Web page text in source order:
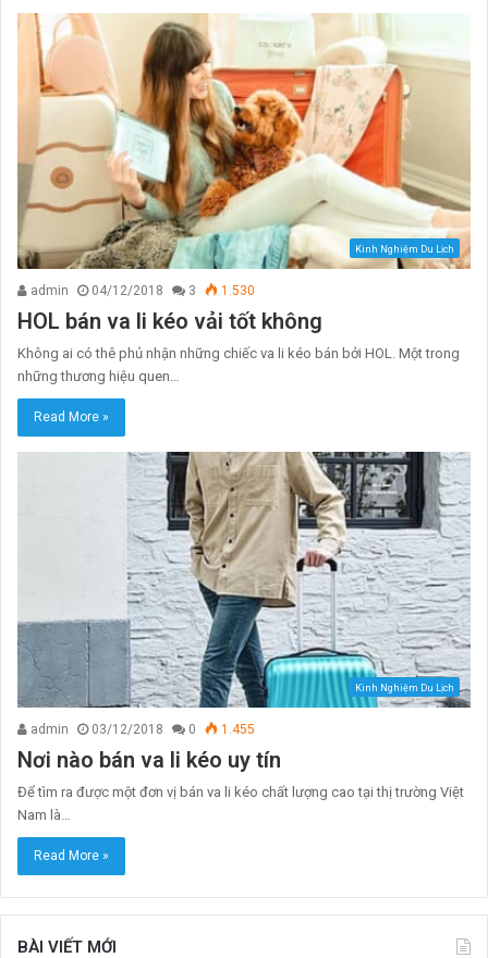
Kinh Nghiệm Du Lịch
admin 04/12/2018 3 1.530
HOL bán va li kéo vải tốt không
Không ai có thê phủ nhận những chiếc va li kéo bán bởi HOL. Một trong
những thương hiệu quen…
Read More »
Kinh Nghiệm Du Lịch
admin 03/12/2018 0 1.455
Nơi nào bán va li kéo uy tín
Để tìm ra được một đơn vị bán va li kéo chất lượng cao tại thị trường Việt
Nam là…
Read More »
BÀI VIẾT MỚI